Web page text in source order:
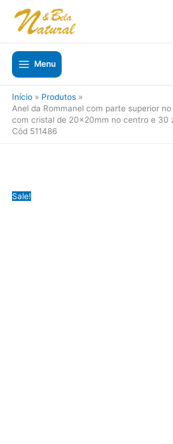
para
conteúdo
Menu
Início
Produtos
Anel da Rommanel com parte superior
com cristal de 20x20mm no centro e 30
Cód 511486
Sale!